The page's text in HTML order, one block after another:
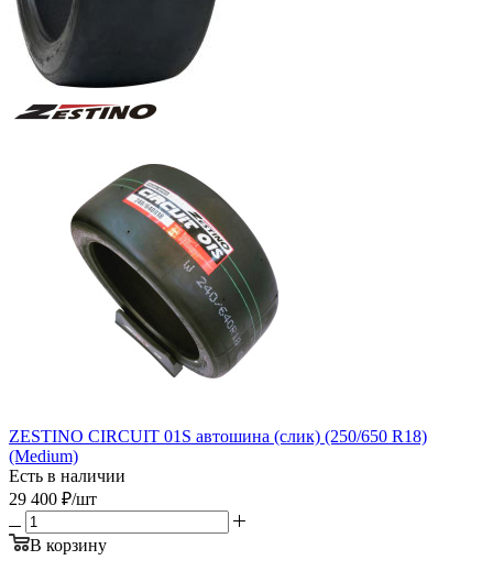
ZESTINO CIRCUIT 01S автошина (слик) (250/650 R18)
(Medium)
Есть в наличии
29 400 ₽/шт
В корзину